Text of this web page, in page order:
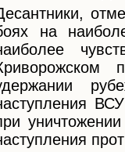
на